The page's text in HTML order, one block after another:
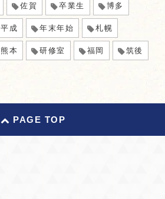
佐賀 卒業生 博多
平成 年末年始 札幌
熊本 研修室 福岡 筑後
PAGE TOP